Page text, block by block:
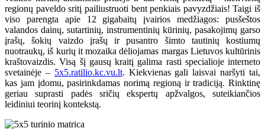
regionų paveldo sritį pailiustruoti bent penkiais pavyzdžiais! Taigi iš
viso parengta apie 12 gigabaitų įvairios medžiagos: pusšeštos
valandos dainų, sutartinių, instrumentinių kūrinių, pasakojimų garso
įrašų, šokių vaizdo įrašų ir pusantro šimto tautinių kostiumų
nuotraukų, iš kurių it mozaika dėliojamas margas Lietuvos kultūrinis
kraštovaizdis. Visą šį gausų kraitį galima rasti specialioje interneto
svetainėje – 5x5.ratilio.kc.vu.lt. Kiekvienas gali laisvai naršyti tai,
kas jam įdomu, pasirinkdamas norimą regioną ir tradiciją. Rinktinę
geriau suprasti padės sričių ekspertų apžvalgos, suteikiančios
leidiniui teorinį kontekstą.